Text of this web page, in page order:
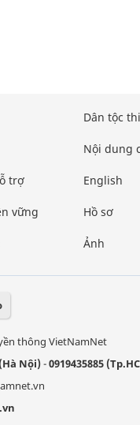
trợ
vững
Dân tộc
Nội dung
English
Hồ sơ
Ảnh
thông VietNamNet
Nội)-0919435885